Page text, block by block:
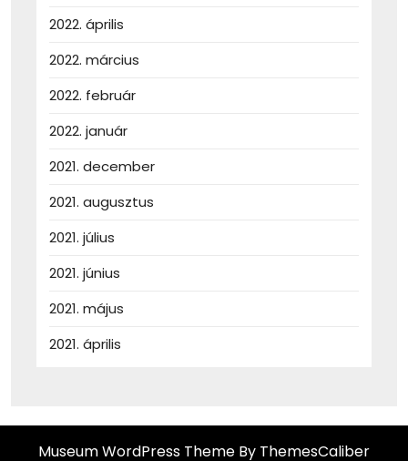
2022. április
2022. március
2022. február
2022. január
2021. december
2021. augusztus
2021. július
2021. június
2021. május
2021. április
Museum WordPress Theme By ThemesCaliber